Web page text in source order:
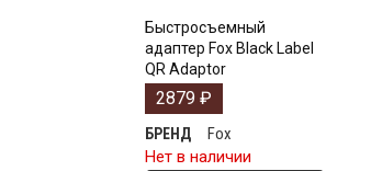
Быстросъемный
адаптер Fox Black Label
QR Adaptor
2879 ₽
БРЕНД
Fox
Нет в наличии